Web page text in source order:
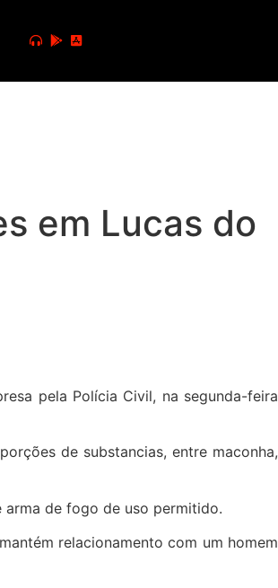
em Lucas do
pela Polícia Civil, na segunda-feira
de substancias, entre maconha,
arma de fogo de uso permitido.
relacionamento com um homem